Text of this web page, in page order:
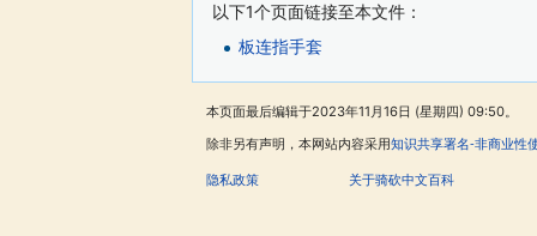
以下1个页面链接至本文件：
板连指手套
本页面最后编辑于2023年11月16日 (星期四) 09:50。
除非另有声明，本网站内容采用知识共享署名-非商业性
隐私政策 关于骑砍中文百科